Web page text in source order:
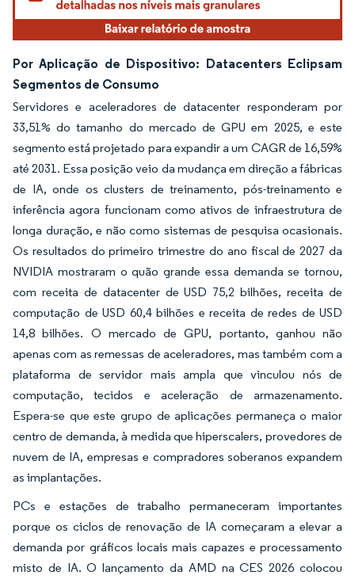
Por Aplicação de Dispositivo: Datacenters Eclipsam
Segmentos de Consumo
Servidores e aceleradores de datacenter responderam por
33,51% do tamanho do mercado de GPU em 2025, e este
segmento está projetado para expandir a um CAGR de 16,59%
até 2031. Essa posição veio da mudança em direção a fábricas
de IA, onde os clusters de treinamento, pós-treinamento e
inferência agora funcionam como ativos de infraestrutura de
longa duração, e não como sistemas de pesquisa ocasionais.
Os resultados do primeiro trimestre do ano fiscal de 2027 da
NVIDIA mostraram o quão grande essa demanda se tornou,
com receita de datacenter de USD 75,2 bilhões, receita de
computação de USD 60,4 bilhões e receita de redes de USD
14,8 bilhões. O mercado de GPU, portanto, ganhou não
apenas com as remessas de aceleradores, mas também com a
plataforma de servidor mais ampla que vinculou nós de
computação, tecidos e aceleração de armazenamento.
Espera-se que este grupo de aplicações permaneça o maior
centro de demanda, à medida que hiperscalers, provedores de
nuvem de IA, empresas e compradores soberanos expandem
as implantações.
PCs e estações de trabalho permaneceram importantes
porque os ciclos de renovação de IA começaram a elevar a
demanda por gráficos locais mais capazes e processamento
misto de IA. O lançamento da AMD na CES 2026 colocou